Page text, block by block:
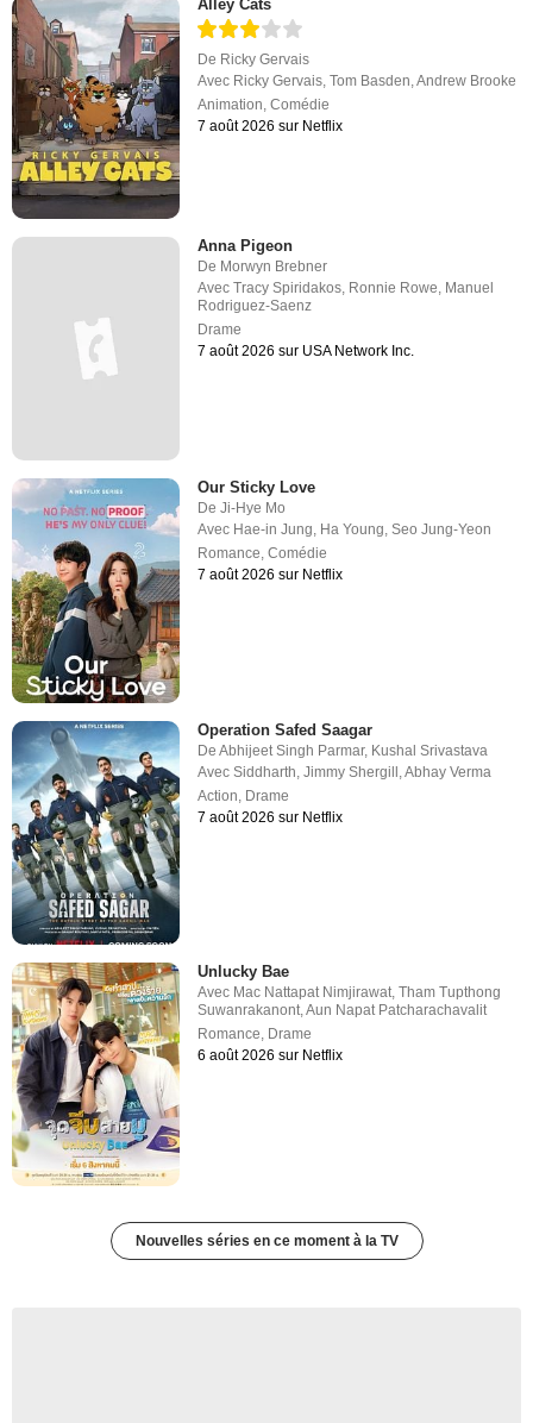
Alley Cats
De Ricky Gervais
Avec Ricky Gervais ,Tom Basden ,Andrew Brooke
Animation ,Comédie
7 août 2026 sur Netflix
Anna Pigeon
De Morwyn Brebner
AvecTracy Spiridakos, Ronnie Rowe, Manuel
Rodriguez-Saenz
Drame
7 août 2026 sur USA Network Inc.
Our Sticky Love
DeJi-Hye Mo
Avec Hae-in Jung, Ha Young,Seo Jung-Yeon
Romance,Comédie
7 août 2026 sur Netflix
Operation Safed Saagar
DeAbhijeet Singh Parmar, Kushal Srivastava
AvecSiddharth ,Jimmy Shergill ,Abhay Verma
Action Drame
7 août 2026 sur Netflix
Unlucky Bae
Avec Mac Nattapat Nimjirawat,Tham Tupthong
Suwanrakanont,Aun Napat Patcharachavalit
Romance, Drame
6 août 2026 sur Netflix
Nouvelles séries en ce moment à la TV